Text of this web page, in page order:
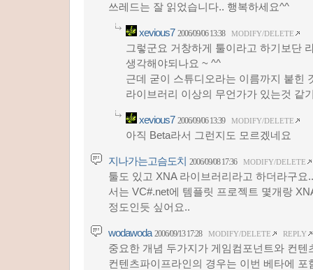
쓰레드는 잘 읽었습니다.. 행복하세요^^
xevious7 2006/09/06 13:38 MODIFY/DELETE
그렇군요 거창하게 툴이라고 하기보단
생각해야되나요 ~ ^^
근데 굳이 스튜디오라는 이름까지 붙힌
라이브러리 이상의 무언가가 있는것 같
xevious7 2006/09/06 13:39 MODIFY/DELETE
아직 Beta라서 그런지도 모르겠네요
지나가는고슴도치 2006/09/08 17:36 MODIFY/DELETE
툴도 있고 XNA 라이브러리라고 하더라구요
서는 VC#.net에 템플릿 프로젝트 몇개랑
정도인듯 싶어요..
wodawoda 2006/09/13 17:28 MODIFY/DELETE REPLY
중요한 개념 두가지가 게임컴포넌트와 컨텐
컨텐츠파이프라인의 경우는 이번 베타에 포